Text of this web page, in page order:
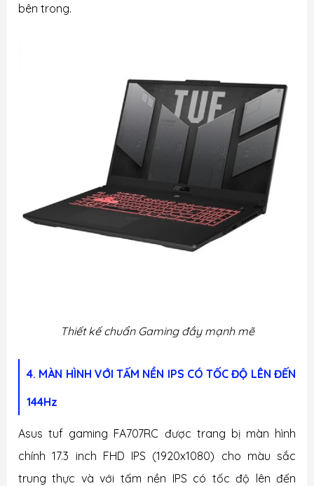
bên trong.
Thiết kế chuẩn Gaming đầy mạnh mẽ
4. MÀN HÌNH VỚI TẤM NỀN IPS CÓ TỐC ĐỘ LÊN ĐẾN
144Hz
Asus tuf gaming FA707RC được trang bị màn hình
chính 17.3 inch FHD IPS (1920x1080) cho màu sắc
trung thực và với tấm nền IPS có tốc độ lên đến